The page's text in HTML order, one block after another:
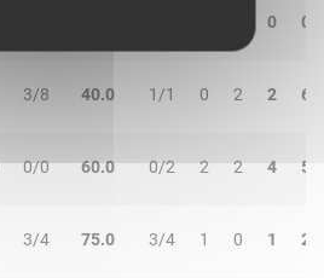
0 0
3/8 40.0 1/1 0 2 2 6
0/0 60.0 0/2 2 2 4 5
3/4 75.0 3/4 1 0 1 2